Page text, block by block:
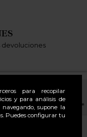
para recopilar
y para análisis de
supone la
Puedes configurar tu
devoluciones